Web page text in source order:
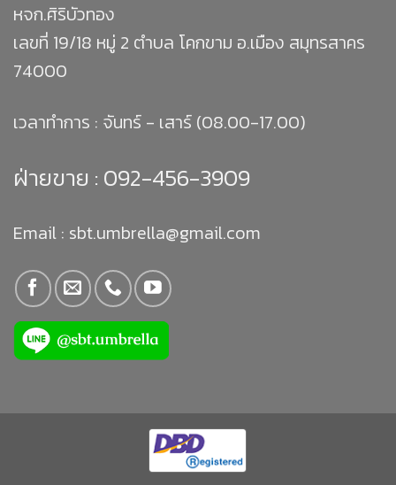
หจก.ศิริบัวทอง
เลขที่ 19/18 หมู่ 2 ตำบล โคกขาม อ.เมือง สมุทรสาคร
74000
เวลาทำการ : จันทร์ - เสาร์ (08.00-17.00)
ฝ่ายขาย : 092-456-3909
Email : sbt.umbrella@gmail.com